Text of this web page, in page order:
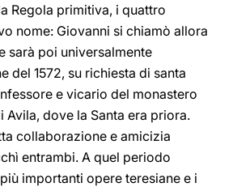
Regola primitiva, i quattro
nome: Giovanni si chiamò allora
sarà poi universalmente
del 1572, su richiesta di santa
e vicario del monastero
Avila, dove la Santa era priora.
collaborazione e amicizia
entrambi. Α quel periodo
importanti opere teresiane e i